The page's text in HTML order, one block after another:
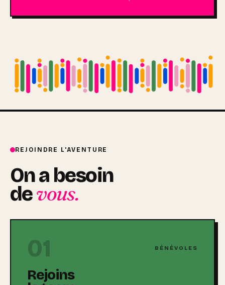
REJOINDRE L'AVENTURE
On a besoin
devous.
01 BÉNÉVOLES
Rejoins